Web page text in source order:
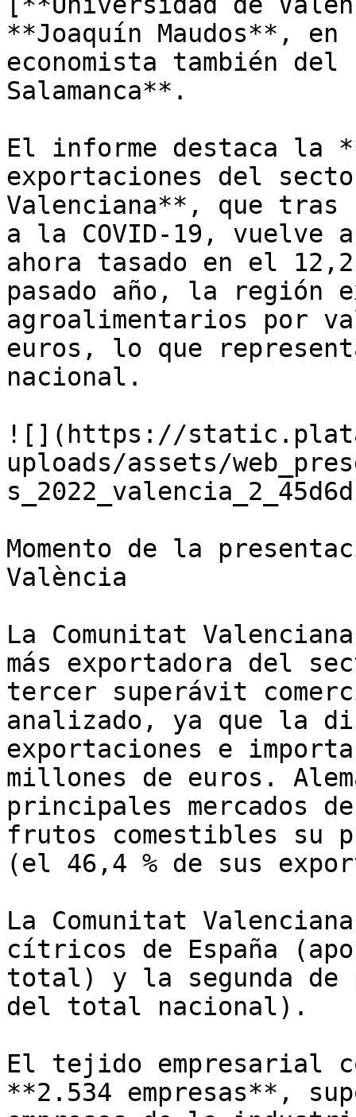
**Joaquín Maudos**,
economista también
Salamanca**.
El informe destaca la
exportaciones del
Valenciana**, que tras
a la COVID-19, vuelve
ahora tasado en el
pasado año, la región
agroalimentarios por
euros, lo que
nacional.
![](https://
uploads/assets/
Momento de la
València
La Comunitat
más exportadora del
tercer superávit
analizado, ya que la
exportaciones e
millones de euros.
principales mercados
frutos comestibles su
(el 46,4 % de sus
La Comunitat
cítricos de España
total) y la segunda de
del total nacional).
El tejido empresarial
**2.534 empresas**,